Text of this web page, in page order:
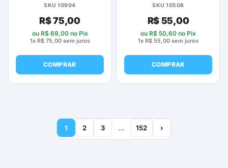
SKU 10904
R$75,00
ou R$69,00no Pix
1x R$75,00sem juros
COMPRAR
SKU 10508
R$55,00
ou R$ 50,60 no Pix
1x R$ 55,00 sem juros
COMPRAR
1 2 3 … 152 ›